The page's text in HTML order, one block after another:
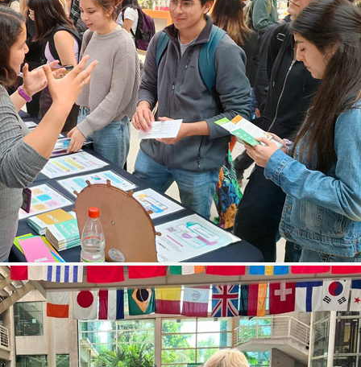
Talleres Calidad de Vida
Nexo Deportes
Programa de bienestar dirigido a la comunidad FEN
de vida saludables mediante talleres de Yoga, Pilates,
y Chi Kung, entre otros, programados
laboral. Para acceder existe un sistema de
a tomar una vacante de manera más rápida y
ejercicio físico, estas actividades fortalecen vínculos
facultad en un ambiente relajado, integrando el
mental como elementos esenciales del día a día
Inscríbete